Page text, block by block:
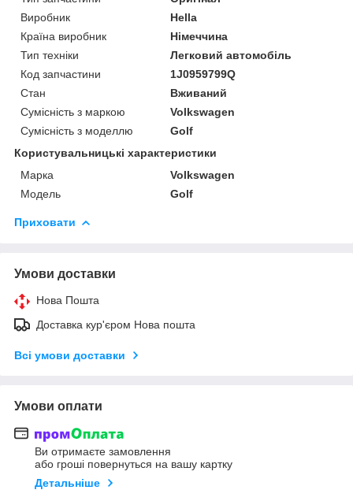
Виробник
Hella
Країна виробник
Німеччина
Тип техніки
Легковий автомобіль
Код запчастини
1J0959799Q
Стан
Вживаний
Сумісність з маркою
Volkswagen
Сумісність з моделлю
Golf
Користувальницькі характеристики
Марка
Volkswagen
Модель
Golf
Приховати
Умови доставки
Нова Пошта
Доставка кур'єром Нова пошта
Всі умови доставки
Умови оплати
Ви отримаєте замовлення
або гроші повернуться на вашу картку
Детальніше